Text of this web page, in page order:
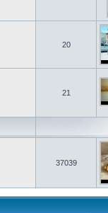
20
21
37039